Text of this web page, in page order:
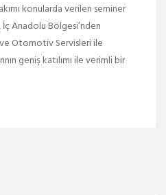
konularda verilen seminer
Anadolu Bölgesi’nden
Otomotiv Servisleri ile
geniş katılımı ile verimli bir